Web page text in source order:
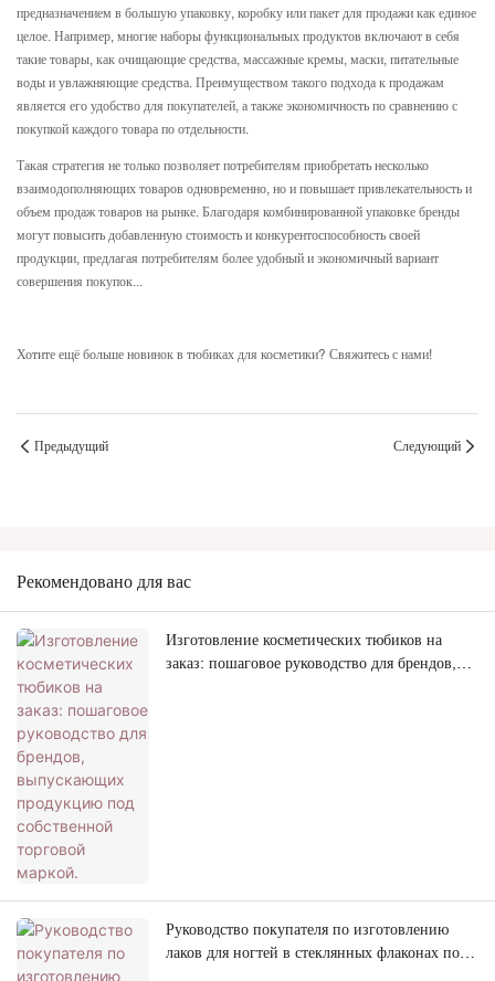
предназначением в большую упаковку, коробку или пакет для продажи как единое
целое. Например, многие наборы функциональных продуктов включают в себя
такие товары, как очищающие средства, массажные кремы, маски, питательные
воды и увлажняющие средства. Преимуществом такого подхода к продажам
является его удобство для покупателей, а также экономичность по сравнению с
покупкой каждого товара по отдельности.
Такая стратегия не только позволяет потребителям приобретать несколько
взаимодополняющих товаров одновременно, но и повышает привлекательность и
объем продаж товаров на рынке. Благодаря комбинированной упаковке бренды
могут повысить добавленную стоимость и конкурентоспособность своей
продукции, предлагая потребителям более удобный и экономичный вариант
совершения покупок...
Хотите ещё больше новинок в тюбиках для косметики? Свяжитесь с нами!
Предыдущий Следующий
Рекомендовано для вас
Изготовление косметических тюбиков на
заказ: пошаговое руководство для брендов,
Руководство покупателя по изготовлению
лаков для ногтей в стеклянных флаконах под